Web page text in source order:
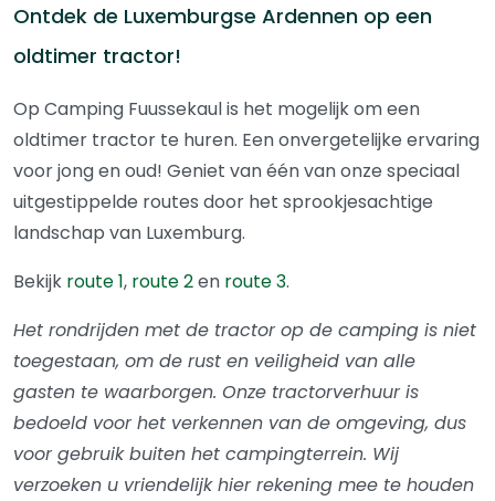
Ontdek de Luxemburgse Ardennen op een
oldtimer tractor!
Op Camping Fuussekaul is het mogelijk om een
oldtimer tractor te huren. Een onvergetelijke ervaring
voor jong en oud! Geniet van één van onze speciaal
uitgestippelde routes door het sprookjesachtige
landschap van Luxemburg.
Bekijk route 1, route 2en route 3.
Het rondrijden met de tractor op de camping is niet
toegestaan, om de rust en veiligheid van alle
gasten te waarborgen. Onze tractorverhuur is
bedoeld voor het verkennen van de omgeving, dus
voor gebruik buiten het campingterrein. Wij
verzoeken u vriendelijk hier rekening mee te houden